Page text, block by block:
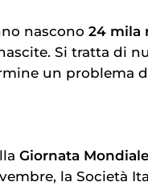
nascono 24 mila
Si tratta di
un problema
Giornata
la Società